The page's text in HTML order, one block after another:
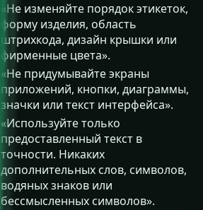
«Не изменяйте порядок этикеток,
форму изделия, область
штрихкода, дизайн крышки или
фирменные цвета».
«Не придумывайте экраны
приложений, кнопки, диаграммы,
значки или текст интерфейса».
«Используйте только
предоставленный текст в
точности. Никаких
дополнительных слов, символов,
водяных знаков или
бессмысленных символов».